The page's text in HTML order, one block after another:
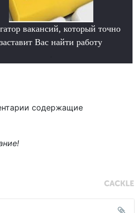
вакансий, который точно
заставит Вас найти работу
содержащие